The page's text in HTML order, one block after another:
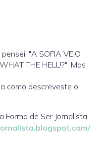
"A SOFIA VEIO
THE HELL!?". Mas
como descreveste o
Forma de Ser Jornalista